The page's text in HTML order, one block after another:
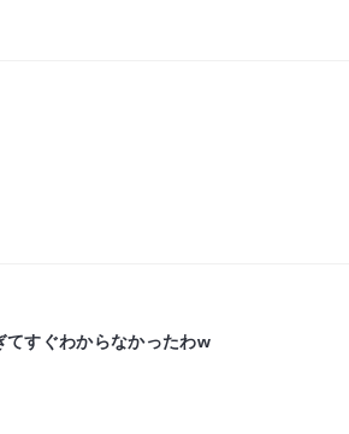
てすぐわからなかったわw